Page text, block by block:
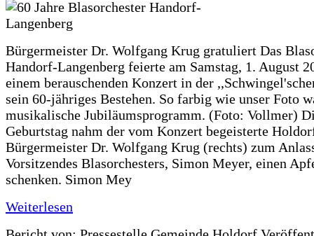
Bürgermeister Dr. Wolfgang Krug gratuliert Das
Handorf-Langenberg feierte am Samstag, 1. August
einem berauschenden Konzert in der
sein 60-jähriges Bestehen. So farbig wie unser Foto
musikalische Jubiläumsprogramm. (Foto: Vollmer)
Geburtstag nahm der vom Konzert begeisterte
Bürgermeister Dr. Wolfgang Krug (rechts) zum
Vorsitzendes Blasorchesters, Simon Meyer, einen
schenken. Simon Mey
Weiterlesen